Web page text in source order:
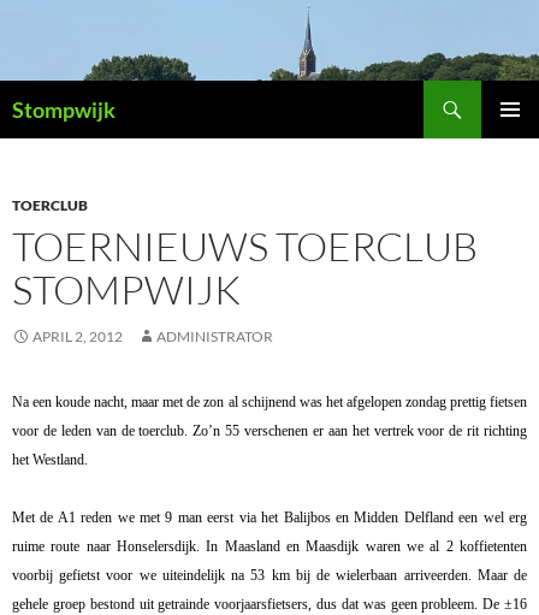
inhoud
Stompwijk
TOERCLUB
TOERNIEUWS TOERCLUB
STOMPWIJK
APRIL 2, 2012 ADMINISTRATOR
Na een koude nacht, maar met de zon al schijnend was het afgelopen zondag prettig fietsen
voor de leden van de toerclub. Zo’n 55 verschenen er aan het vertrek voor de rit richting
het Westland.
Met de A1 reden we met 9 man eerst via het Balijbos en Midden Delfland een wel erg
ruime route naar Honselersdijk. In Maasland en Maasdijk waren we al 2 koffietenten
voorbij gefietst voor we uiteindelijk na 53 km bij de wielerbaan arriveerden. Maar de
gehele groep bestond uit getrainde voorjaarsfietsers, dus dat was geen probleem. De ±16